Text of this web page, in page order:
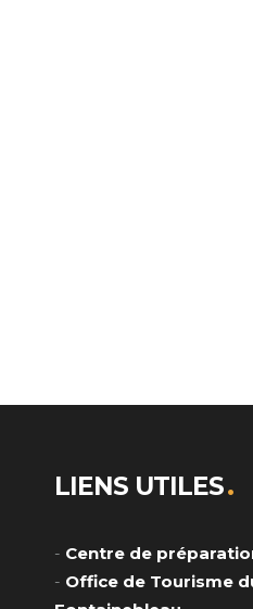
LIENS UTILES
- Centre de
- Office de Tourisme